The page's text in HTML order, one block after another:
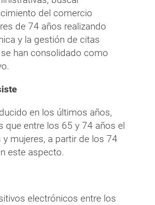
del comercio
de 74 años realizando
y la gestión de citas
han consolidado como
en los últimos años,
que entre los 65 y 74 años el
mujeres, a partir de los 74
este aspecto.
electrónicos entre los